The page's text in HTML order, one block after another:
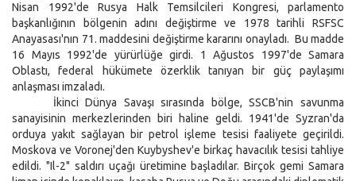
Nisan 1992'de Rusya Halk Temsilcileri Kongresi, parlamento
başkanlığının bölgenin adını değiştirme ve 1978 tarihli RSFSC
Anayasası'nın 71. maddesini değiştirme kararını onayladı. Bu madde
16 Mayıs 1992'de yürürlüğe girdi. 1 Ağustos 1997'de Samara
Oblastı, federal hükümete özerklik tanıyan bir güç paylaşımı
anlaşması imzaladı.
İkinci Dünya Savaşı sırasında bölge, SSCB'nin savunma
sanayisinin merkezlerinden biri haline geldi. 1941'de Syzran'da
orduya yakıt sağlayan bir petrol işleme tesisi faaliyete geçirildi.
Moskova ve Voronej'den Kuybyshev'e birkaç havacılık tesisi tahliye
edildi. "Il-2" saldırı uçağı üretimine başladılar. Birçok gemi Samara